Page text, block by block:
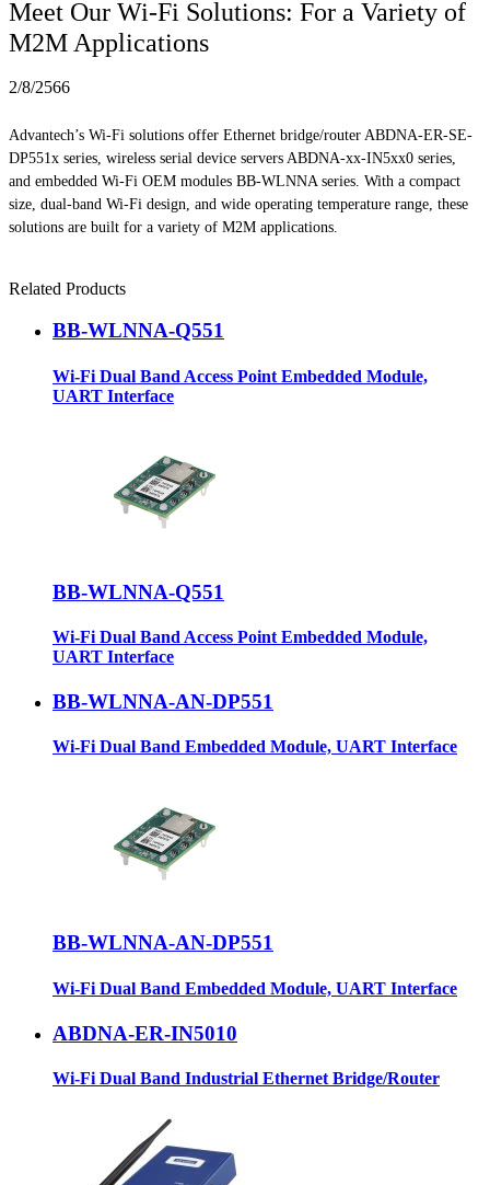
Meet Our Wi-Fi Solutions: For a Variety of
M2M Applications
2/8/2566
Advantech’s Wi-Fi solutions offer Ethernet bridge/router ABDNA-ER-SE-
DP551x series, wireless serial device servers ABDNA-xx-IN5xx0 series,
and embedded Wi-Fi OEM modules BB-WLNNA series. With a compact
size, dual-band Wi-Fi design, and wide operating temperature range, these
solutions are built for a variety of M2M applications.
Related Products
BB-WLNNA-Q551
Wi-Fi Dual Band Access Point Embedded Module,
UART Interface
BB-WLNNA-Q551
Wi-Fi Dual Band Access Point Embedded Module,
UART Interface
BB-WLNNA-AN-DP551
Wi-Fi Dual Band Embedded Module, UART Interface
BB-WLNNA-AN-DP551
Wi-Fi Dual Band Embedded Module, UART Interface
ABDNA-ER-IN5010
Wi-Fi Dual Band Industrial Ethernet Bridge/Router